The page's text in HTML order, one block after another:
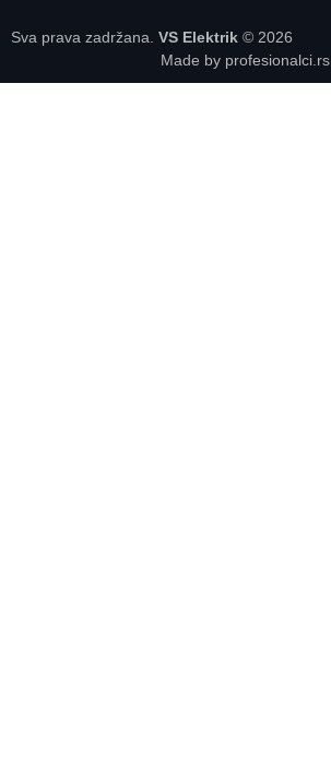
Sva prava zadržana. VS Elektrik © 2026
Made by profesionalci.rs